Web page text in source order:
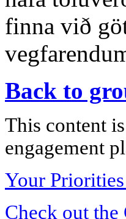
finna við
Back to
This content
engagement
Your
Check out